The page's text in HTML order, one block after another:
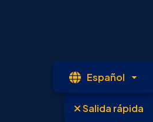
Español
Salida rápida